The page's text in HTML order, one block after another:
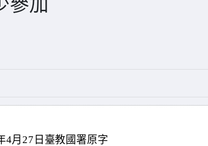
參加
4月27日臺教國署原字